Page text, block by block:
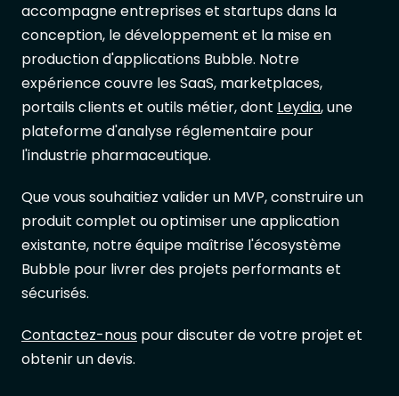
accompagne entreprises et startups dans la
conception, le développement et la mise en
production d'applications Bubble. Notre
expérience couvre les SaaS, marketplaces,
portails clients et outils métier, dont Leydia, une
plateforme d'analyse réglementaire pour
l'industrie pharmaceutique.
Que vous souhaitiez valider un MVP, construire un
produit complet ou optimiser une application
existante, notre équipe maîtrise l'écosystème
Bubble pour livrer des projets performants et
sécurisés.
Contactez-nous pour discuter de votre projet et
obtenir un devis.